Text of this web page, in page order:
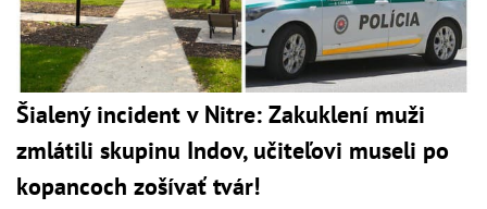
Šialený incident v Nitre: Zakuklení muži
zmlátili skupinu Indov, učiteľovi museli po
kopancoch zošívať tvár!